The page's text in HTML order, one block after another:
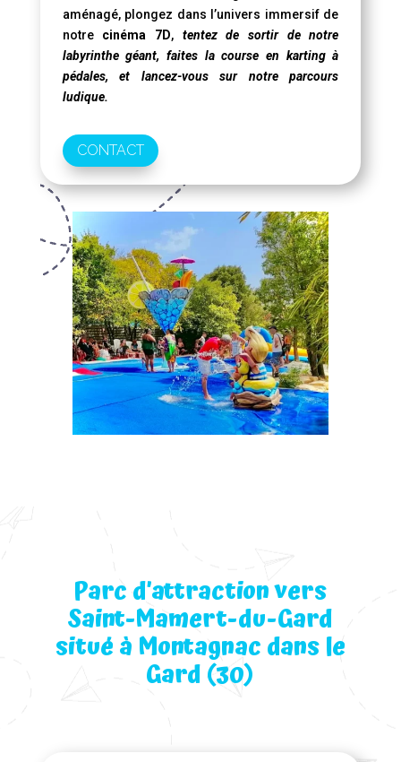
aménagé, plongez dans l’univers immersif de
notre cinéma 7D, tentez de sortir de notre
labyrinthe géant, faites la course en karting à
pédales, et lancez-vous sur notre parcours
ludique.
CONTACT
Parc d’attraction vers
Saint-Mamert-du-Gard
situé à Montagnac dans le
Gard (30)